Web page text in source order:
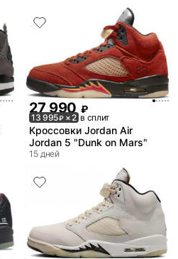
27 990 ₽
13 995₽ × 2 в сплит
Кроссовки Jordan Air
Jordan 5 "Dunk on Mars"
15 дней